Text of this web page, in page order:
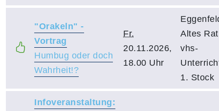
"Orakeln" -
Vortrag
Humbug oder doch
Wahrheit!?
Fr.
20.11.2026,
18.00 Uhr
Altes
vhs-
1. Stock
Infoveranstaltung: